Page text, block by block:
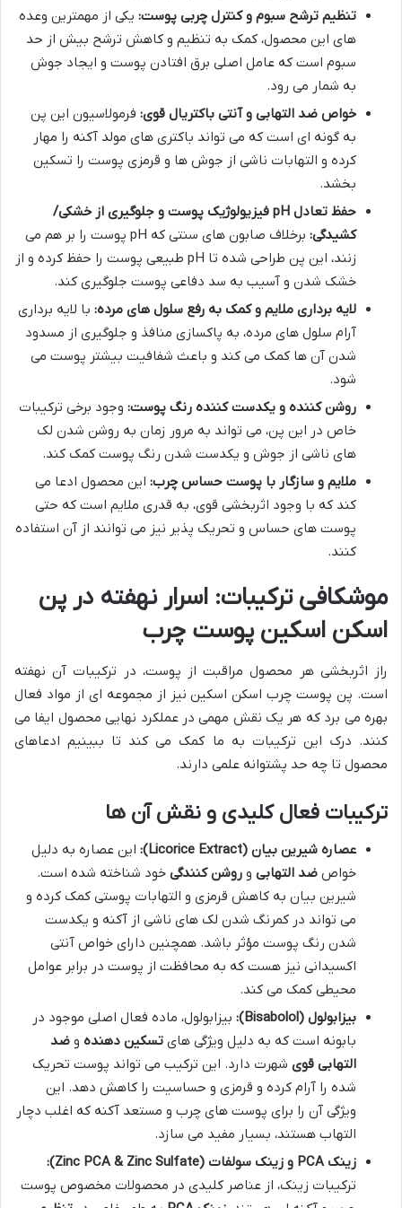
تنظیم ترشح سبوم و کنترل چربی پوست: یکی از مهمترین وعده
های این محصول، کمک به تنظیم و کاهش ترشح بیش از حد
سبوم است که عامل اصلی برق افتادن پوست و ایجاد جوش
به شمار می رود.
خواص ضد التهابی و آنتی باکتریال قوی: فرمولاسیون این پن
به گونه ای است که می تواند باکتری های مولد آکنه را مهار
کرده و التهابات ناشی از جوش ها و قرمزی پوست را تسکین
بخشد.
حفظ تعادل pH فیزیولوژیک پوست و جلوگیری از خشکی/
کشیدگی:
برخلاف صابون های سنتی که pH پوست را بر هم می
زنند، این پن طراحی شده تا pH طبیعی پوست را حفظ کرده و از
خشک شدن و آسیب به سد دفاعی پوست جلوگیری کند.
لایه برداری ملایم و کمک به رفع سلول های مرده: با لایه برداری
آرام سلول های مرده، به پاکسازی منافذ و جلوگیری از مسدود
شدن آن ها کمک می کند و باعث شفافیت بیشتر پوست می
شود.
روشن کننده و یکدست کننده رنگ پوست: وجود برخی ترکیبات
خاص در این پن، می تواند به مرور زمان به روشن شدن لک
های ناشی از جوش و یکدست شدن رنگ پوست کمک کند.
ملایم و سازگار با پوست حساس چرب: این محصول ادعا می
کند که با وجود اثربخشی قوی، به قدری ملایم است که حتی
پوست های حساس و تحریک پذیر نیز می توانند از آن استفاده
کنند.
موشکافی ترکیبات: اسرار نهفته در پن
اسکن اسکین پوست چرب
راز اثربخشی هر محصول مراقبت از پوست، در ترکیبات آن نهفته
است. پن پوست چرب اسکن اسکین نیز از مجموعه ای از مواد فعال
بهره می برد که هر یک نقش مهمی در عملکرد نهایی محصول ایفا می
کنند. درک این ترکیبات به ما کمک می کند تا ببینیم ادعاهای
محصول تا چه حد پشتوانه علمی دارند.
ترکیبات فعال کلیدی و نقش آن ها
عصاره شیرین بیان (Licorice Extract):
این عصاره به دلیل
خواص ضد التهابی و روشن کنندگی خود شناخته شده است.
شیرین بیان به کاهش قرمزی و التهابات پوستی کمک کرده و
می تواند در کمرنگ شدن لک های ناشی از آکنه و یکدست
شدن رنگ پوست مؤثر باشد. همچنین دارای خواص آنتی
اکسیدانی نیز هست که به محافظت از پوست در برابر عوامل
محیطی کمک می کند.
بیزابولول (Bisabolol):
بیزابولول، ماده فعال اصلی موجود در
بابونه است که به دلیل ویژگی های تسکین دهنده و ضد
التهابی قوی شهرت دارد. این ترکیب می تواند پوست تحریک
شده را آرام کرده و قرمزی و حساسیت را کاهش دهد. این
ویژگی آن را برای پوست های چرب و مستعد آکنه که اغلب دچار
التهاب هستند، بسیار مفید می سازد.
زینک PCA و زینک سولفات (Zinc PCA & Zinc Sulfate):
ترکیبات زینک، از عناصر کلیدی در محصولات مخصوص پوست